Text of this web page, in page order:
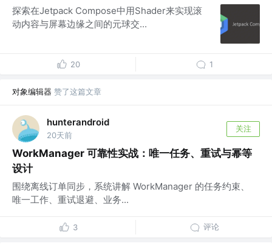
探索在Jetpack Compose中用Shader来实现滚
动内容与屏幕边缘之间的元球交...
20 1
对象编辑器 赞了这篇文章
hunterandroid
20天前
关注
WorkManager 可靠性实战：唯一任务、重试与幂等
设计
围绕离线订单同步，系统讲解 WorkManager 的任务约束、
唯一工作、重试退避、业务...
3 评论